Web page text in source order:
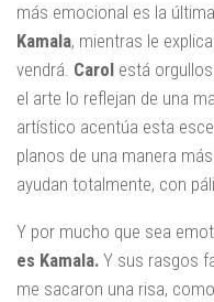
más emocional es la
Kamala, mientras le
vendrá. Carol está
el arte lo reflejan de una
artístico acentúa esta
planos de una manera
ayudan totalmente, con
Y por mucho que sea
es Kamala. Y sus rasgos
me sacaron una risa,